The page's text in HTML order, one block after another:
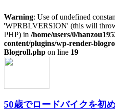
Warning: Use of undefined
'WPRBLVERSION' (this will
PHP) in /home/users/0/
content/plugins/wp-render-
Blogroll.php on line 19
50歳でロードバイクを初